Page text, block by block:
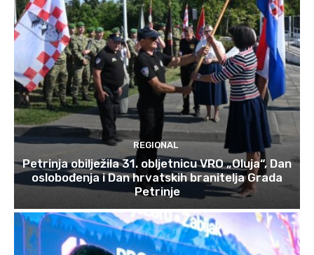
REGIONAL
Petrinja obilježila 31. obljetnicu VRO „Oluja“, Dan
oslobođenja i Dan hrvatskih branitelja Grada
Petrinje